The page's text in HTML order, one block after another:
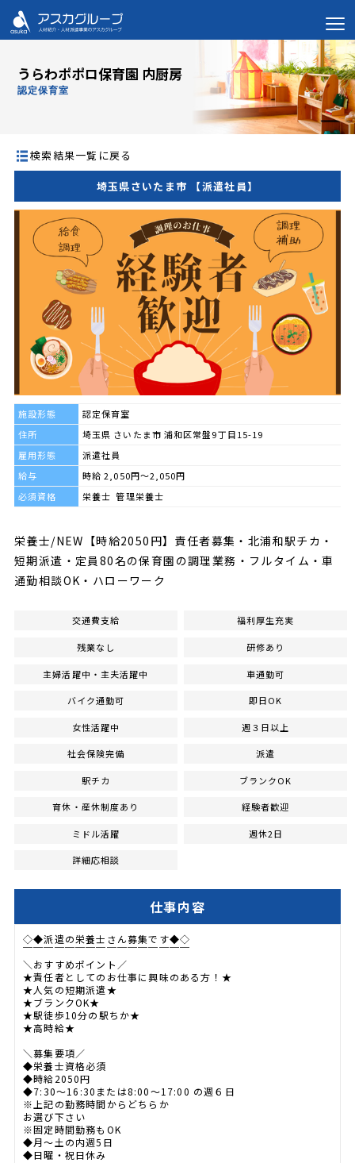
うらわポポロ保育園 内厨房
認定保育室
検索結果一覧に戻る
埼玉県さいたま市 【派遣社員】
施設形態
認定保育室
住所
埼玉県 さいたま市 浦和区常盤9丁目15-19
雇用形態
派遣社員
給与
時給 2,050円～2,050円
必須資格
栄養士 管理栄養士
栄養士/NEW【時給2050円】責任者募集・北浦和駅チカ・
短期派遣・定員80名の保育園の調理業務・フルタイム・車
通勤相談OK・ハローワーク
交通費支給 福利厚生充実
残業なし 研修あり
主婦活躍中・主夫活躍中 車通勤可
バイク通勤可 即日OK
女性活躍中 週３日以上
社会保険完備 派遣
駅チカ ブランクOK
育休・産休制度あり 経験者歓迎
ミドル活躍 週休2日
詳細応相談
仕事内容
◇◆派遣の栄養士さん募集です◆◇
￣￣￣￣￣￣￣￣￣￣￣￣￣￣￣￣
＼おすすめポイント／
★責任者としてのお仕事に興味のある方！★
★人気の短期派遣★
★ブランクOK★
★駅徒歩10分の駅ちか★
★高時給★
＼募集要項／
◆栄養士資格必須
◆時給2050円
◆7:30～16:30または8:00～17:00 の週６日
※上記の勤務時間からどちらか
お選び下さい
※固定時間勤務もOK
◆月～土の内週5日
◆日曜・祝日休み